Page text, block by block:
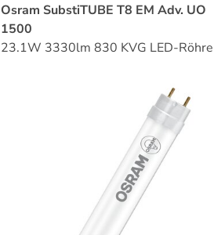
Osram SubstiTUBE T8 EM Adv. UO
1500
23.1W 3330lm 830 KVG LED-Röhre